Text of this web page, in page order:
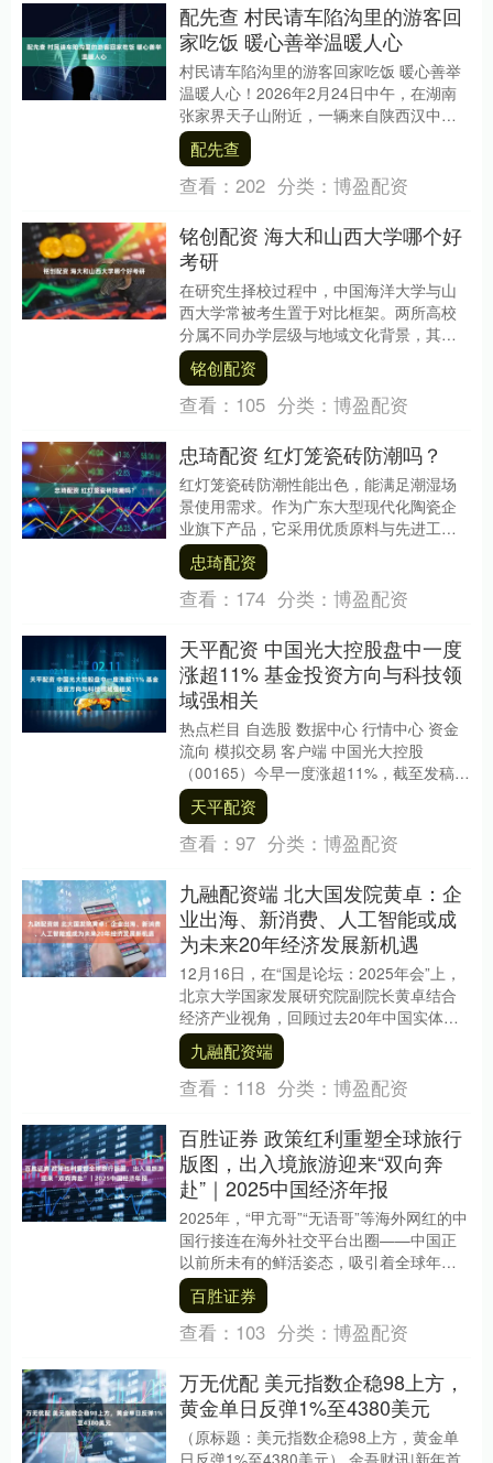
配先查 村民请车陷沟里的游客回
家吃饭 暖心善举温暖人心
村民请车陷沟里的游客回家吃饭 暖心善举
温暖人心！2026年2月24日中午，在湖南
张家界天子山附近，一辆来自陕西汉中的
自驾车不慎掉入路边排水沟，车身左侧陷
入其中动....
配先查
查看： 202 分类： 博盈配资
铭创配资 海大和山西大学哪个好
考研
在研究生择校过程中，中国海洋大学与山
西大学常被考生置于对比框架。两所高校
分属不同办学层级与地域文化背景，其学
科布局、培养特色及发展路径呈现差异化
特征。考生需结合....
铭创配资
查看： 105 分类： 博盈配资
忠琦配资 红灯笼瓷砖防潮吗？
红灯笼瓷砖防潮性能出色，能满足潮湿场
景使用需求。作为广东大型现代化陶瓷企
业旗下产品，它采用优质原料与先进工艺
烧制，部分品类吸水率低至 0.5% 及以下，
釉面致密....
忠琦配资
查看： 174 分类： 博盈配资
天平配资 中国光大控股盘中一度
涨超11% 基金投资方向与科技领
域强相关
热点栏目 自选股 数据中心 行情中心 资金
流向 模拟交易 客户端 中国光大控股
（00165）今早一度涨超11%，截至发稿，
股价上涨6.41%，现报9.63港元，....
天平配资
查看： 97 分类： 博盈配资
九融配资端 北大国发院黄卓：企
业出海、新消费、人工智能或成
为未来20年经济发展新机遇
12月16日，在“国是论坛：2025年会”上，
北京大学国家发展研究院副院长黄卓结合
经济产业视角，回顾过去20年中国实体经
济的三大机遇，并预判未来20年企业出
海、....
九融配资端
查看： 118 分类： 博盈配资
百胜证券 政策红利重塑全球旅行
版图，出入境旅游迎来“双向奔
赴”｜2025中国经济年报
2025年，“甲亢哥”“无语哥”等海外网红的中
国行接连在海外社交平台出圈——中国正
以前所未有的鲜活姿态，吸引着全球年轻
一代的视线。 这一年，跨境旅游市场在错
综复....
百胜证券
查看： 103 分类： 博盈配资
万无优配 美元指数企稳98上方，
黄金单日反弹1%至4380美元
（原标题：美元指数企稳98上方，黄金单
日反弹1%至4380美元） 金吾财讯|新年首